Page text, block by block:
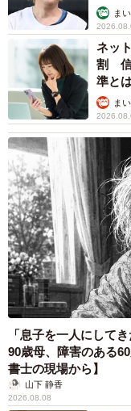
ま
ネッ
割 信
準と
ま
「息子を一人にして
90歳母、障害のある
書士の現場から】
山下 静香
2026.08.08